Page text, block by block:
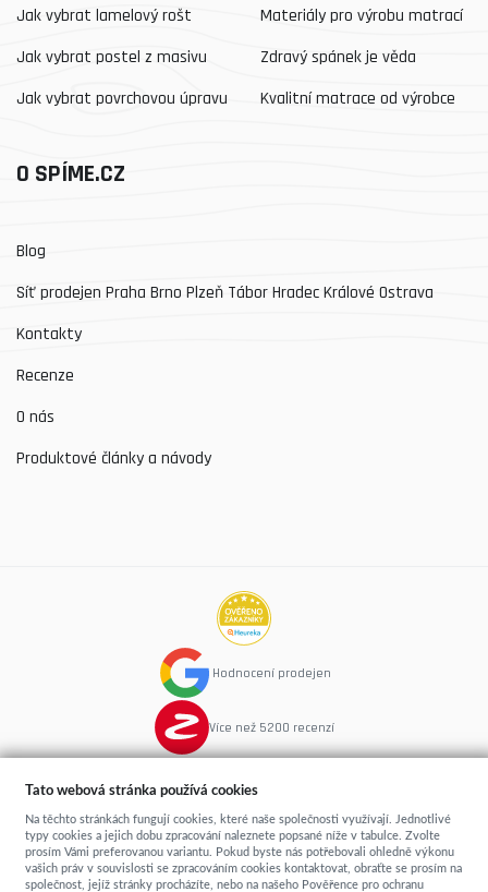
Jak vybrat lamelový rošt
Jak vybrat postel z masivu
Jak vybrat povrchovou úpravu
Materiály pro výrobu matrací
Zdravý spánek je věda
Kvalitní matrace od výrobce
O SPÍME.CZ
Blog
Síť prodejen Praha Brno Plzeň Tábor Hradec Králové Ostrava
Kontakty
Recenze
O nás
Produktové články a návody
Hodnocení prodejen
Více než 5200 recenzí
copyright © 2015Spime.cz- postele, rošty, matrace
...přímo od výrobce
Tato webová stránka používá cookies
Na těchto stránkách fungují cookies, které naše společnosti využívají. Jednotlivé
typy cookies a jejich dobu zpracování naleznete popsané níže v tabulce. Zvolte
prosím Vámi preferovanou variantu. Pokud byste nás potřebovali ohledně výkonu
vašich práv v souvislosti se zpracováním cookies kontaktovat, obraťte se prosím na
společnost, jejíž stránky procházíte, nebo na našeho Pověřence pro ochranu